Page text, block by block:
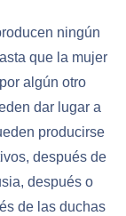
ningún
que la mujer
algún otro
dar lugar a
producirse
después de
después o
de las duchas